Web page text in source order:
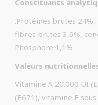
Constituants
.Protéines brutes
fibres brutes 3,9%,
Phosphore 1,1%
Valeurs
Vitamine A 20.000 UI
(E671), vitamine E